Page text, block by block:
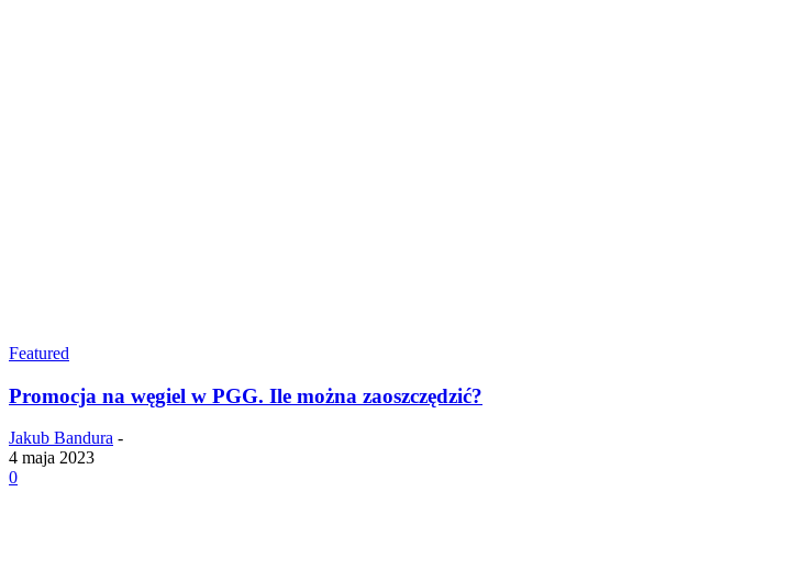
Featured
Promocja na węgiel w PGG. Ile można zaoszczędzić?
Jakub Bandura -
4 maja 2023
0